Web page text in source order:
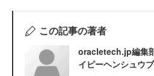
この記事の著者
oracletech.jp編集
イピーヘンシュウブ